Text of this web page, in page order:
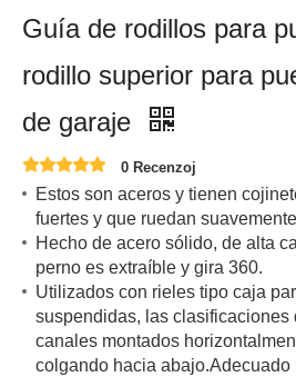
Guía de rodillos para
rodillo superior para
de garaje
0 Recenzoj
Estos son aceros y tienen
fuertes y que ruedan
Hecho de acero sólido, de alta
perno es extraíble y gira 360.
Utilizados con rieles tipo caja
suspendidas, las clasificaciones
canales montados
colgando hacia abajo.Adecuado